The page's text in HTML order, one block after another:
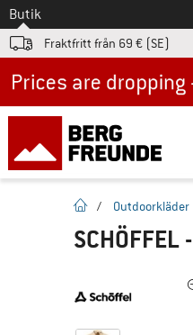
Till
Butik
Fraktfritt från 69 € (SE)
Hemsida
/ Outdoorkläder
SCHÖFFEL -